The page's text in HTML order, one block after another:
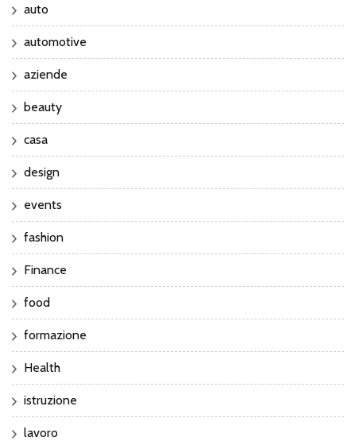
auto
automotive
aziende
beauty
casa
design
events
fashion
Finance
food
formazione
Health
istruzione
lavoro